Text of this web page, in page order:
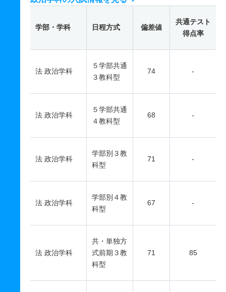
学部・学科 日程方式 偏差値
共通テスト
得点率
法 政治学科
５学部共通
３教科型
74 -
法 政治学科
５学部共通
４教科型
68 -
法 政治学科
学部別３教
科型
71 -
法 政治学科
学部別４教
科型
67 -
法 政治学科
共・単独方
式前期３教
科型
71 85